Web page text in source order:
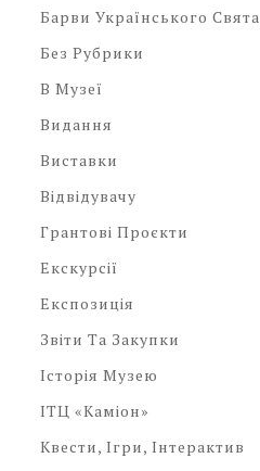
Барви Українського Свята
Без Рубрики
В Музеї
Видання
Виставки
Відвідувачу
Грантові Проєкти
Екскурсії
Експозиція
Звіти Та Закупки
Історія Музею
ІТЦ «Каміон»
Квести, Ігри, Інтерактив